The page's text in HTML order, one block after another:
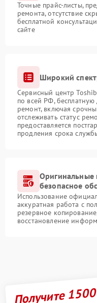
Точные прайс-листы,
ремонта, отсутствие
бесплатной
сайте
Широкий
Сервисный центр
по всей РФ, бесплатную
ремонт, включая
отслеживать статус
предоставляется
продления срока
безопасное
Использование
аккуратная работа с
резервное
восстановление
Получите